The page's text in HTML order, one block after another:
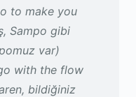
to make you
Sampo gibi
var)
with the flow
bildiğiniz